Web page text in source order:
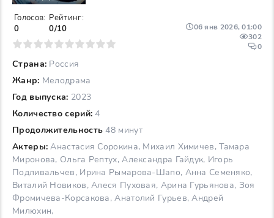
Страна: Россия
Жанр: Мелодрама
Год выпуска: 2023
Количество серий: 4
Продолжительность 48 минут
Актеры: Анастасия Сорокина, Михаил Химичев, Тамара
Миронова, Ольга Рептух, Александра Гайдук, Игорь
Подливальчев, Ирина Рымарова-Шапо, Анна Семеняко,
Виталий Новиков, Алеся Пуховая, Арина Гурьянова, Зоя
Фромичева-Корсакова, Анатолий Гурьев, Андрей
Милюхин,
06 янв 2026, 01:00
302
0
Голосов:
0
Рейтинг:
0/10
7 8 9 10